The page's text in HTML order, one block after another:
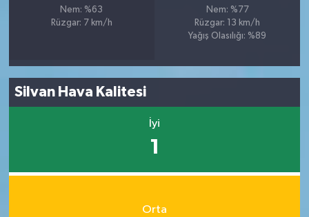
Nem: %63
Rüzgar: 7 km/h
Nem: %77
Rüzgar: 13 km/h
Yağış Olasılığı: %89
Silvan Hava Kalitesi
İyi
1
Orta